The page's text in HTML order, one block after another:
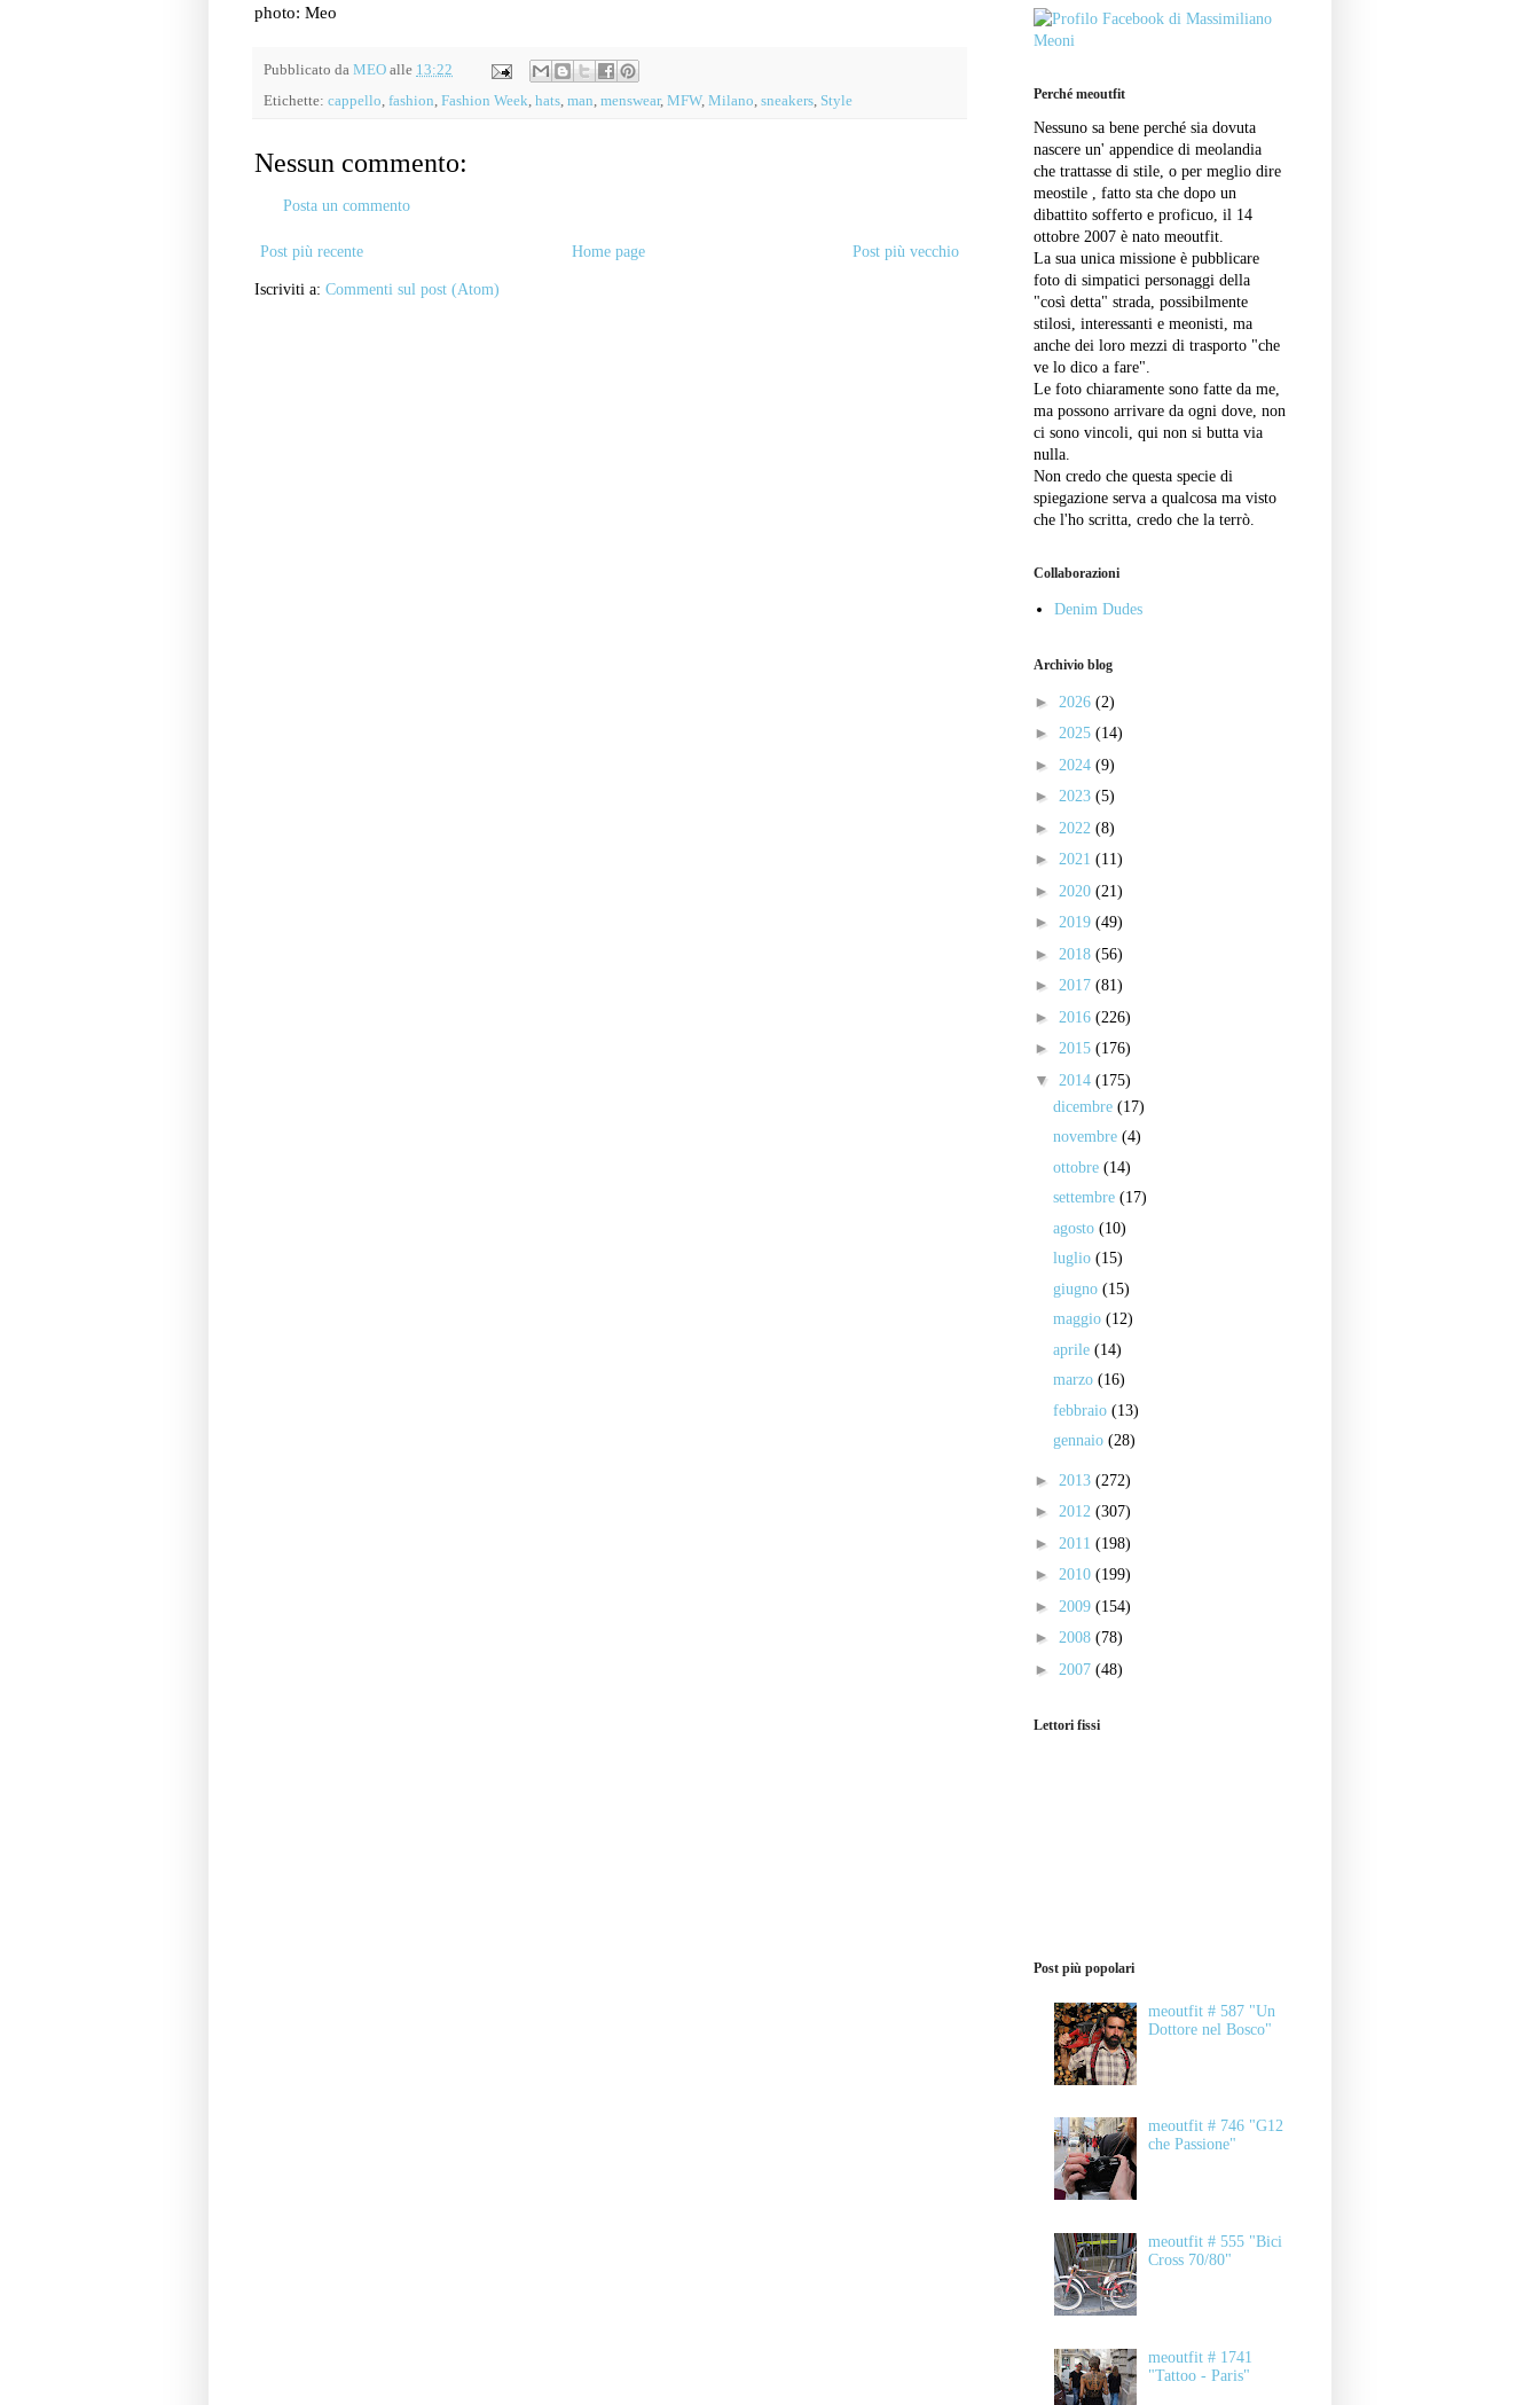
photo: Meo
Pubblicato da MEO alle 13:22
Etichette: cappello, fashion, Fashion Week, hats, man, menswear, MFW, Milano, sneakers, Style
Nessun commento:
Posta un commento
Post più recente Post più vecchio
Home page
Iscriviti a: Commenti sul post (Atom)
Perché meoutfit
Nessuno sa bene perché sia dovuta
nascere un' appendice di meolandia
che trattasse di stile, o per meglio dire
meostile , fatto sta che dopo un
dibattito sofferto e proficuo, il 14
ottobre 2007 è nato meoutfit.
La sua unica missione è pubblicare
foto di simpatici personaggi della
"così detta" strada, possibilmente
stilosi, interessanti e meonisti, ma
anche dei loro mezzi di trasporto "che
ve lo dico a fare".
Le foto chiaramente sono fatte da me,
ma possono arrivare da ogni dove, non
ci sono vincoli, qui non si butta via
nulla.
Non credo che questa specie di
spiegazione serva a qualcosa ma visto
che l'ho scritta, credo che la terrò.
Collaborazioni
Denim Dudes
Archivio blog
► 2026 (2)
► 2025 (14)
► 2024 (9)
► 2023 (5)
► 2022 (8)
► 2021 (11)
► 2020 (21)
► 2019 (49)
► 2018 (56)
► 2017 (81)
► 2016 (226)
► 2015 (176)
▼ 2014 (175)
dicembre (17)
novembre (4)
ottobre (14)
settembre (17)
agosto (10)
luglio (15)
giugno (15)
maggio (12)
aprile (14)
marzo (16)
febbraio (13)
gennaio (28)
► 2013 (272)
► 2012 (307)
► 2011 (198)
► 2010 (199)
► 2009 (154)
► 2008 (78)
► 2007 (48)
Lettori fissi
Post più popolari
meoutfit # 587 "Un
Dottore nel Bosco"
meoutfit # 746 "G12
che Passione"
meoutfit # 555 "Bici
Cross 70/80"
meoutfit # 1741
"Tattoo - Paris"